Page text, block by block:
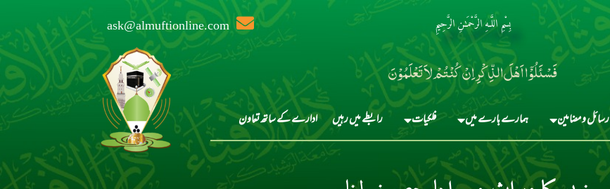
بِسْمِ اللَّـهِ الرَّحْمَـٰنِ الرَّحِيمِ ask@almuftionline.com
فَسْئَلُوْٓا اَہْلَ الذِّکْرِ اِنْ کُنْتُمْ لاَ تَعْلَمُوْنَ
رسائل و مضامین ہمارے بارے میں فلکیات رابطے میں رہیں ادارے کے ساتھ تعاون